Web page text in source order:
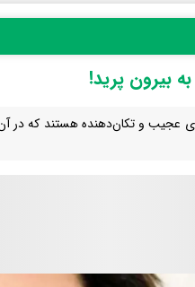
بیرون پرید!
عجیب و تکان‌دهنده هستند که در